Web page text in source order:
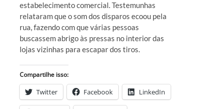
estabelecimento comercial. Testemunhas
relataram que o som dos disparos ecoou pela
rua, fazendo com que várias pessoas
buscassem abrigo às pressas no interior das
lojas vizinhas para escapar dos tiros.
Compartilhe isso:
Twitter Facebook LinkedIn